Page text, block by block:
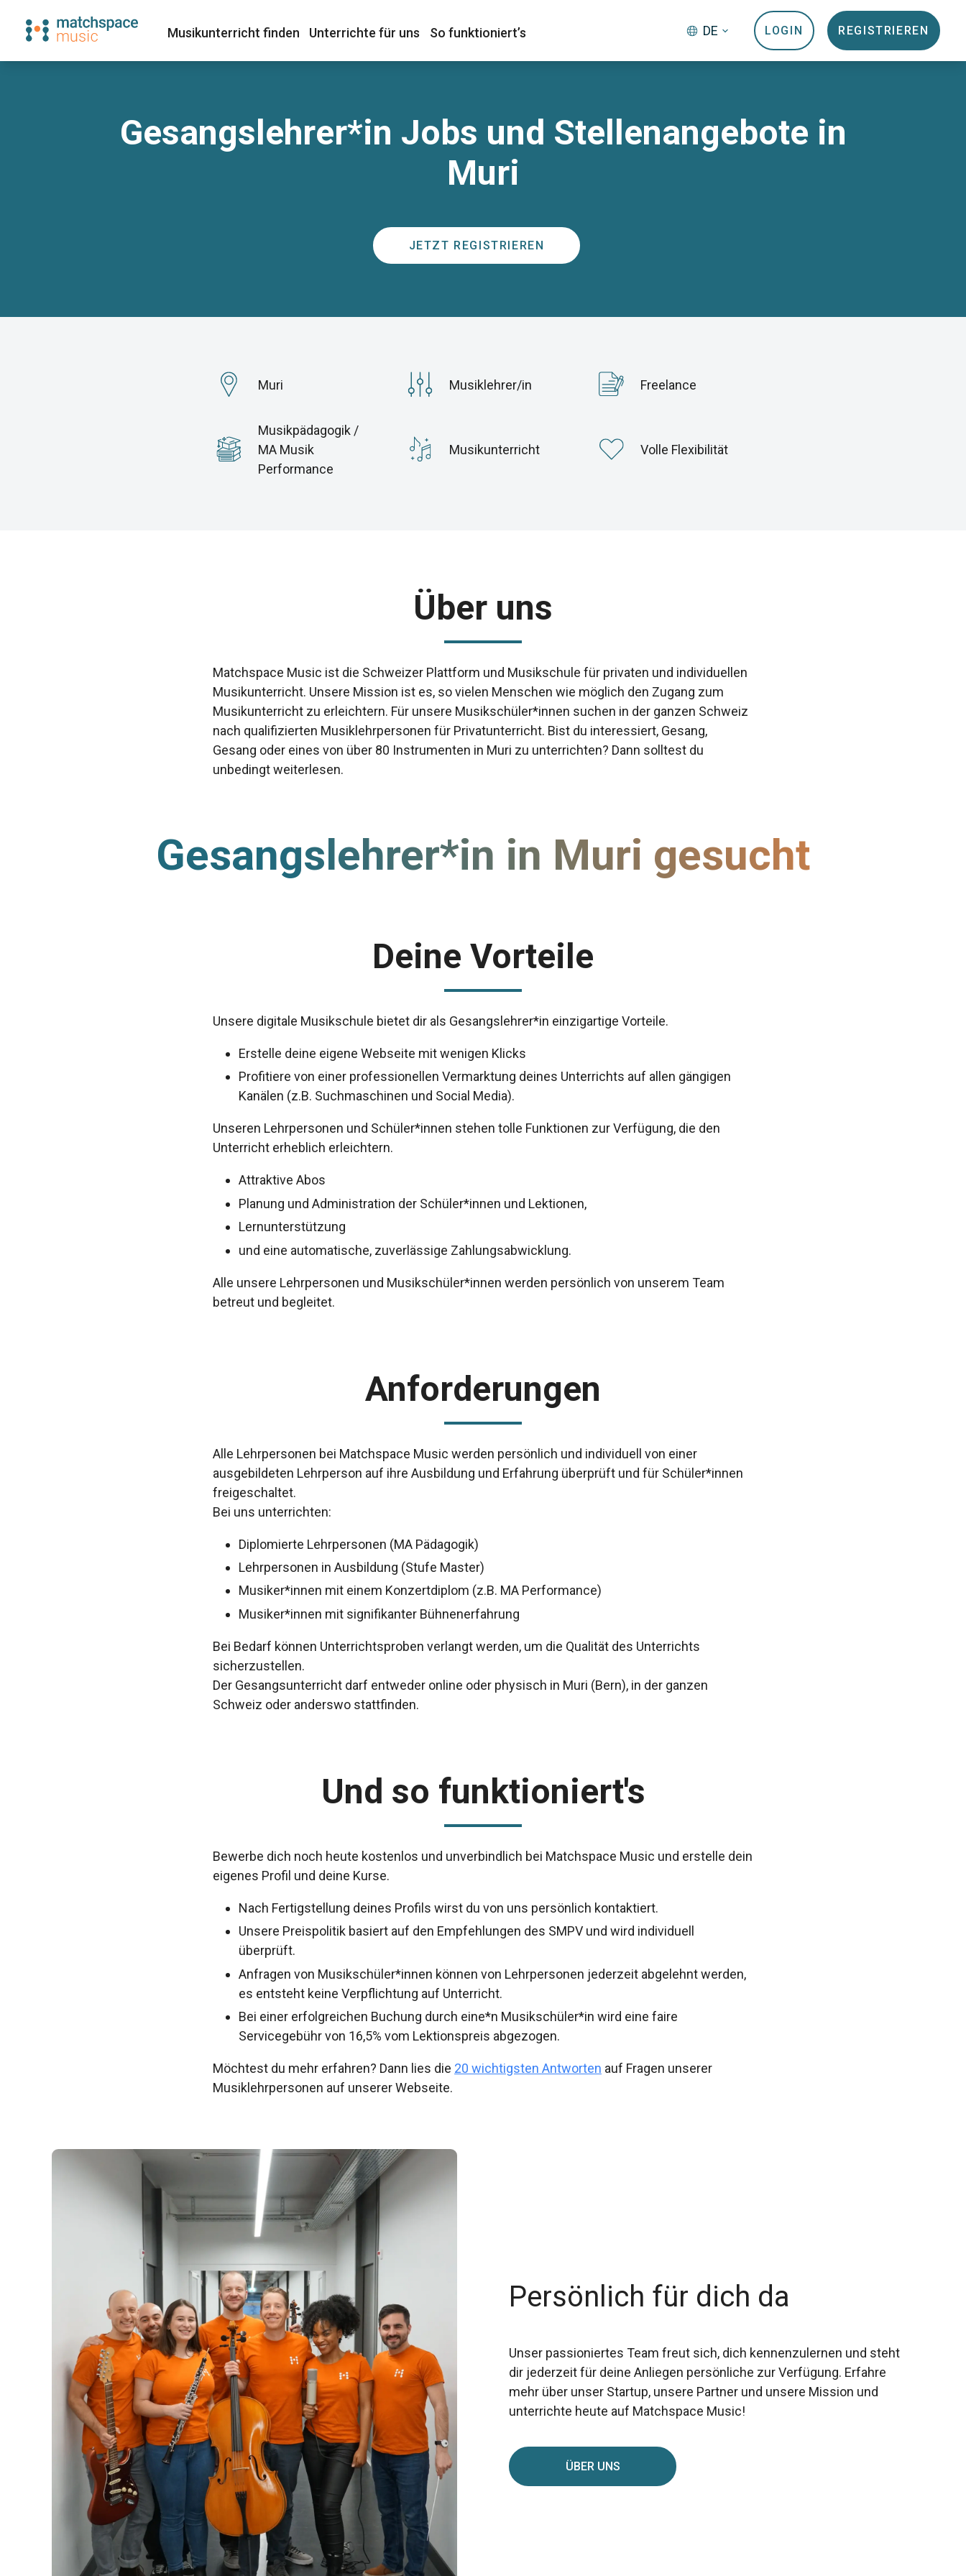
Musikunterricht finden​ Unterrichte für uns So funktioniert’s DE LOGIN REGISTRIEREN
Gesangslehrer*in Jobs und Stellenangebote in
Muri
JETZT REGISTRIEREN
Muri Musiklehrer/in Freelance
Musikpädagogik /
MA Musik
Performance
Musikunterricht Volle Flexibilität
Über uns
Matchspace Music ist die Schweizer Plattform und Musikschule für privaten und individuellen
Musikunterricht. Unsere Mission ist es, so vielen Menschen wie möglich den Zugang zum
Musikunterricht zu erleichtern. Für unsere Musikschüler*innen suchen in der ganzen Schweiz
nach qualifizierten Musiklehrpersonen für Privatunterricht. Bist du interessiert, Gesang,
Gesang oder eines von über 80 Instrumenten in Muri zu unterrichten? Dann solltest du
unbedingt weiterlesen.
Gesangslehrer*in in Muri gesucht
Deine Vorteile
Unsere digitale Musikschule bietet dir als Gesangslehrer*in einzigartige Vorteile.
Erstelle deine eigene Webseite mit wenigen Klicks
Profitiere von einer professionellen Vermarktung deines Unterrichts auf allen gängigen
Kanälen (z.B. Suchmaschinen und Social Media).
Unseren Lehrpersonen und Schüler*innen stehen tolle Funktionen zur Verfügung, die den
Unterricht erheblich erleichtern.
Attraktive Abos
Planung und Administration der Schüler*innen und Lektionen,
Lernunterstützung
und eine automatische, zuverlässige Zahlungsabwicklung.
Alle unsere Lehrpersonen und Musikschüler*innen werden persönlich von unserem Team
betreut und begleitet.
Anforderungen
Alle Lehrpersonen bei Matchspace Music werden persönlich und individuell von einer
ausgebildeten Lehrperson auf ihre Ausbildung und Erfahrung überprüft und für Schüler*innen
freigeschaltet.
Bei uns unterrichten:
Diplomierte Lehrpersonen (MA Pädagogik)
Lehrpersonen in Ausbildung (Stufe Master)
Musiker*innen mit einem Konzertdiplom (z.B. MA Performance)
Musiker*innen mit signifikanter Bühnenerfahrung
Bei Bedarf können Unterrichtsproben verlangt werden, um die Qualität des Unterrichts
sicherzustellen.
Der Gesangsunterricht darf entweder online oder physisch in Muri (Bern), in der ganzen
Schweiz oder anderswo stattfinden.
Und so funktioniert's
Bewerbe dich noch heute kostenlos und unverbindlich bei Matchspace Music und erstelle dein
eigenes Profil und deine Kurse.
Nach Fertigstellung deines Profils wirst du von uns persönlich kontaktiert.
Unsere Preispolitik basiert auf den Empfehlungen des SMPV und wird individuell
überprüft.
Anfragen von Musikschüler*innen können von Lehrpersonen jederzeit abgelehnt werden,
es entsteht keine Verpflichtung auf Unterricht.
Bei einer erfolgreichen Buchung durch eine*n Musikschüler*in wird eine faire
Servicegebühr von 16,5% vom Lektionspreis abgezogen.
Möchtest du mehr erfahren? Dann lies die 20 wichtigsten Antworten auf Fragen unserer
Musiklehrpersonen auf unserer Webseite.
Persönlich für dich da
Unser passioniertes Team freut sich, dich kennenzulernen und steht
dir jederzeit für deine Anliegen persönliche zur Verfügung. Erfahre
mehr über unser Startup, unsere Partner und unsere Mission und
unterrichte heute auf Matchspace Music!
ÜBER UNS